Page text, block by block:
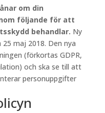
om din
följande för att
behandlar. Ny
25 maj 2018. Den nya
(förkortas GDPR,
och ska se till att
personuppgifter